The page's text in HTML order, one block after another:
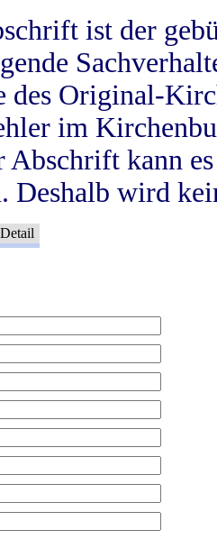
ist der
des Original-
im
kann
Deshalb wird
Detail